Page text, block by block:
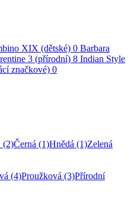
XIX (dětské) 0 Barbara
3 (přírodní) 8 Indian Style
značkové) 0
(2)Černá (1)Hnědá (1)Zelená
(4)Proužková (3)Přírodní